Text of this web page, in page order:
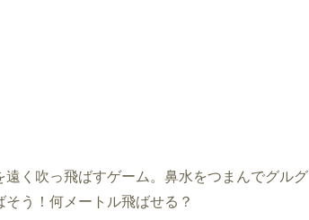
遠く吹っ飛ばすゲーム。鼻水をつまんでグルグ
そう！何メートル飛ばせる？